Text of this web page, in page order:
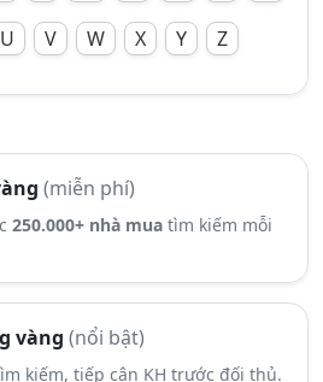
U V W X Y Z
(miễn phí)
250.000+ nhà mua tìm kiếm mỗi
vàng (nổi bật)
kiếm, tiếp cận KH trước đối thủ.